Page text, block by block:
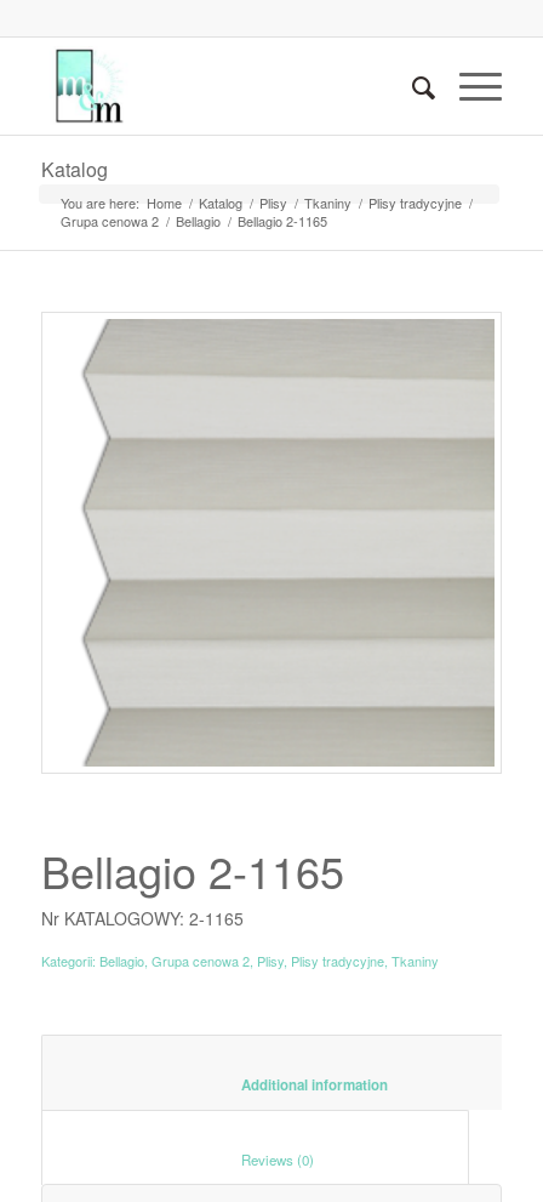
Katalog
You are here: Home / Katalog / Plisy / Tkaniny / Plisy tradycyjne /
Grupa cenowa 2 / Bellagio / Bellagio 2-1165
Bellagio 2-1165
Nr KATALOGOWY: 2-1165
Kategorii: Bellagio, Grupa cenowa 2, Plisy, Plisy tradycyjne, Tkaniny
						Additional information